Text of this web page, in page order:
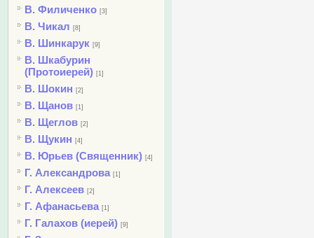
В. Филиченко [3]
В. Чикал [8]
В. Шинкарук [9]
В. Шкабурин
(Протоиерей) [1]
В. Шокин [2]
В. Щанов [1]
В. Щеглов [2]
В. Щукин [4]
В. Юрьев (Священник) [4]
Г. Александрова [1]
Г. Алексеев [2]
Г. Афанасьева [1]
Г. Галахов (иерей) [9]